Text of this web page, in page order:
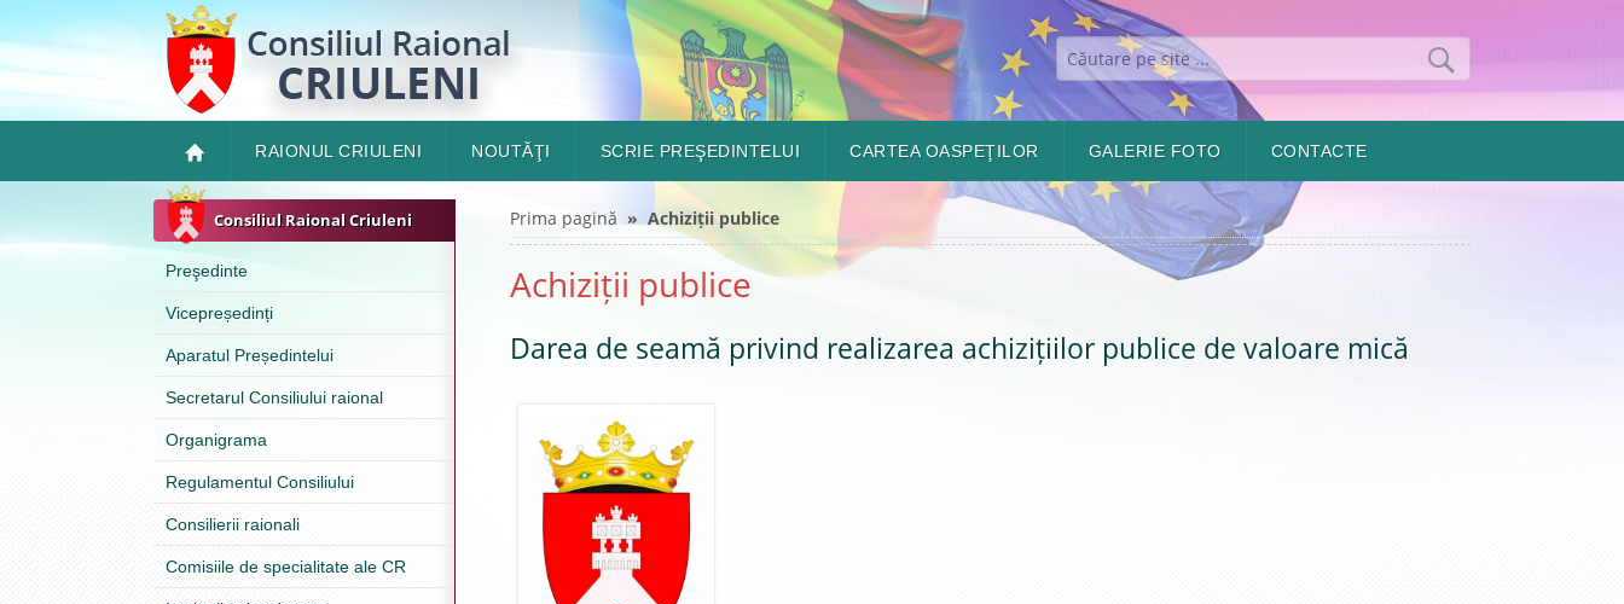
RAIONUL CRIULENI NOUTĂŢI SCRIE PREŞEDINTELUI CARTEA OASPEŢILOR GALERIE FOTO CONTACTE
Consiliul Raional Criuleni
Preşedinte
Vicepreședinți
Aparatul Președintelui
Secretarul Consiliului raional
Organigrama
Regulamentul Consiliului
Consilierii raionali
Comisiile de specialitate ale CR
Prima pagină » Achiziții publice
Achiziții publice
Darea de seamă privind realizarea achizițiilor publice de valoare mică